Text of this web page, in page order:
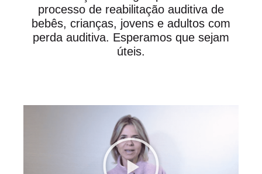
processo de reabilitação auditiva de
bebês, crianças, jovens e adultos com
perda auditiva. Esperamos que sejam
úteis.